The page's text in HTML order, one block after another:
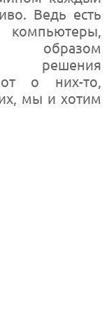
Ведь есть
образом
решения
о них-то,
мы и хотим